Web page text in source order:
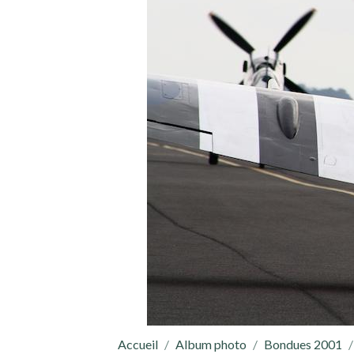
Accueil Album photo Bondues 2001